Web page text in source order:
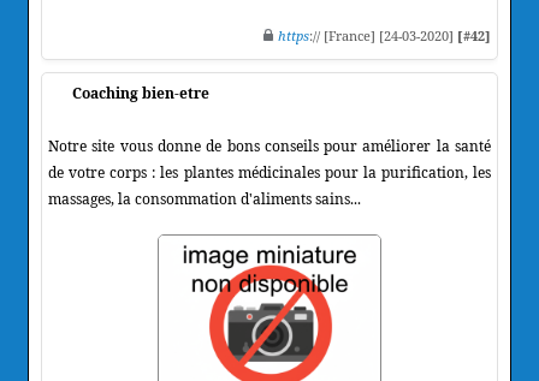
https:// [France] [24-03-2020] [#42]
Coaching bien-etre
Notre site vous donne de bons conseils pour améliorer la santé
de votre corps : les plantes médicinales pour la purification, les
massages, la consommation d'aliments sains...